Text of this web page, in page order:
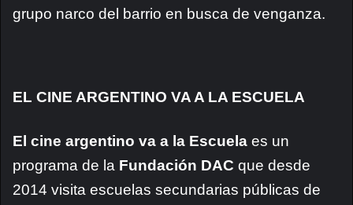
grupo narco del barrio en busca de venganza.
EL CINE ARGENTINO VA A LA ESCUELA
El cine argentino va a la Escuela es un
programa de la Fundación DAC que desde
2014 visita escuelas secundarias públicas de